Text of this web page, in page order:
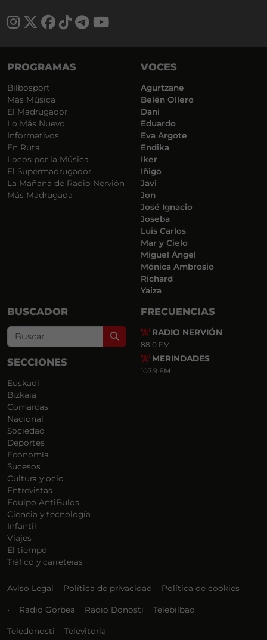
PROGRAMAS
Bilbosport
Más Música
El Madrugador
Lo Más Nuevo
Informativos
En Ruta
Locos por la Música
El Supermadrugador
La Mañana de Radio Nervión
Más Madrugada
VOCES
Agurtzane
Belén Ollero
Dani
Eduardo
Eva Argote
Endika
Iker
Iñigo
Javi
Jon
José Ignacio
Joseba
Luis Carlos
Mar y Cielo
Miguel Ángel
Mónica Ambrosio
Richard
Yaiza
BUSCADOR
Search
SECCIONES
Euskadi
Bizkaia
Comarcas
Nacional
Sociedad
Deportes
Economía
Sucesos
Cultura y ocio
Entrevistas
Equipo AntiBulos
Ciencia y tecnología
Infantil
Viajes
El tiempo
Tráfico y carreteras
FRECUENCIAS
RADIO NERVIÓN
88.0 FM
MERINDADES
107.9 FM
Aviso Legal Política de privacidad Política de cookies
• Radio Gorbea Radio Donosti Telebilbao
Teledonosti Televitoria